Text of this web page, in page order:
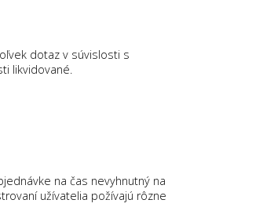
dotaz v súvislosti s
likvidované.
na čas nevyhnutný na
užívatelia požívajú rôzne